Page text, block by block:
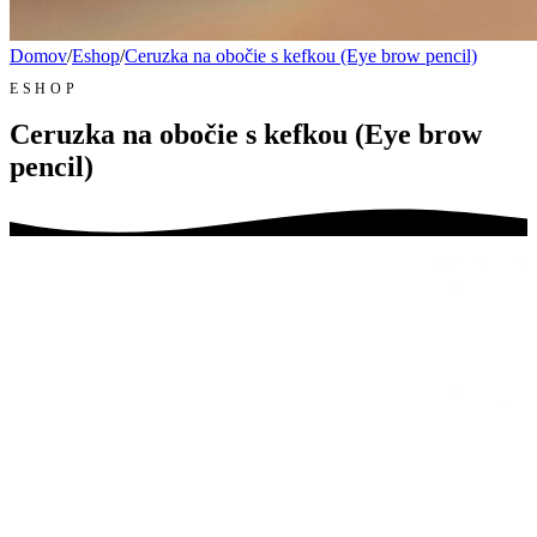
Domov/Eshop/Ceruzka na obočie s kefkou (Eye brow pencil)
ESHOP
Ceruzka na obočie s kefkou (Eye brow
pencil)